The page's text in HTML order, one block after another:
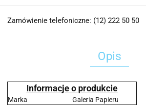
Zamówienie telefoniczne: (12) 222 50 50
Opis
Informacje o produkcie
Marka Galeria Papieru